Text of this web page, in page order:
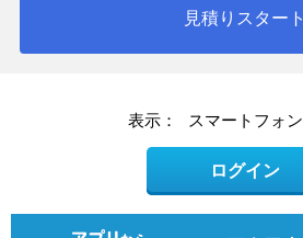
見積りスタート
表示： スマートフォン
ログイン